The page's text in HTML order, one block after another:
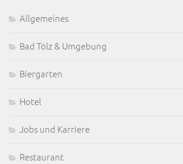
Allgemeines
Bad Tölz & Umgebung
Biergarten
Hotel
Jobs und Karriere
Restaurant